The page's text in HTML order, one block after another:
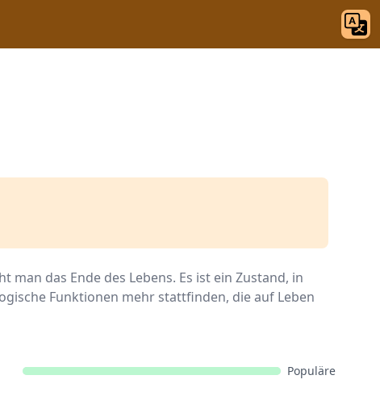
man das Ende des Lebens. Es ist ein Zustand, in
Funktionen mehr stattfinden, die auf Leben
Populäre